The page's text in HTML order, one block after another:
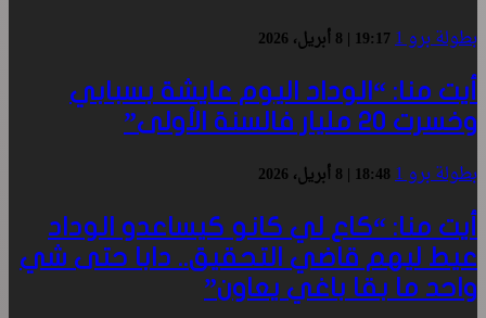
بطولة برو 1 19:17 | 8 أبريل، 2026
أيت منا: “الوداد اليوم عايشة بسبابي
وخسرت 20 مليار فالسنة الأولى”
بطولة برو 1 18:48 | 8 أبريل، 2026
أيت منا: “كاع لي كانو كيساعدو الوداد
عيط ليهم قاضي التحقيق.. دابا حتى شي
واحد ما بقا باغي يعاون”